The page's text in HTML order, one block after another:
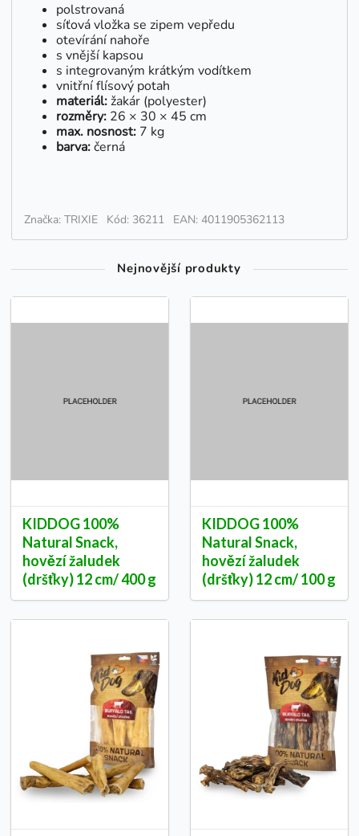
polstrovaná
síťová vložka se zipem vepředu
otevírání nahoře
s vnější kapsou
s integrovaným krátkým vodítkem
vnitřní flísový potah
materiál:žakár (polyester)
rozměry: 26 × 30 × 45 cm
max. nosnost: 7 kg
barva:černá
Značka: TRIXIE Kód: 36211 EAN: 4011905362113
Nejnovější produkty
KIDDOG 100%
Natural Snack,
hovězí žaludek
(dršťky) 12 cm/ 400 g
KIDDOG 100%
Natural Snack,
hovězí žaludek
(dršťky) 12 cm/ 100 g